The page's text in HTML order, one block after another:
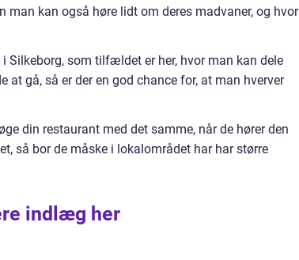
man kan også høre lidt om deres madvaner, og hvor
som tilfældet er her, hvor man kan dele
at gå, så er der en god chance for, at man hverver
din restaurant med det samme, når de hører den
så bor de måske i lokalområdet har har større
indlæg her